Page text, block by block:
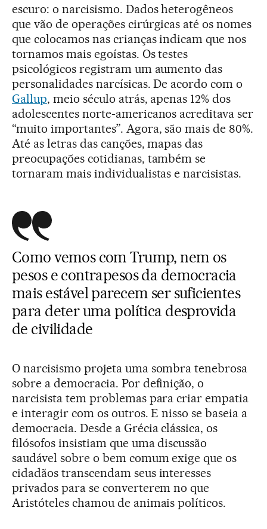
escuro: o narcisismo. Dados heterogêneos
que vão de operações cirúrgicas até os nomes
que colocamos nas crianças indicam que nos
tornamos mais egoístas. Os testes
psicológicos registram um aumento das
personalidades narcísicas. De acordo com o
Gallup, meio século atrás, apenas 12% dos
adolescentes norte-americanos acreditava ser
“muito importantes”. Agora, são mais de 80%.
Até as letras das canções, mapas das
preocupações cotidianas, também se
tornaram mais individualistas e narcisistas.
Como vemos com Trump, nem os
pesos e contrapesos da democracia
mais estável parecem ser suficientes
para deter uma política desprovida
de civilidade
O narcisismo projeta uma sombra tenebrosa
sobre a democracia. Por definição, o
narcisista tem problemas para criar empatia
e interagir com os outros. E nisso se baseia a
democracia. Desde a Grécia clássica, os
filósofos insistiam que uma discussão
saudável sobre o bem comum exige que os
cidadãos transcendam seus interesses
privados para se converterem no que
Aristóteles chamou de animais políticos.